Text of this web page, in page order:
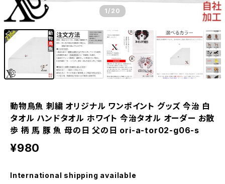
1 /20
動物鳥魚 刺繍 オリジナル ワンポイント グッズ 今治 白
タオル ハンドタオル ホワイト 今治タオル オーダー お散
歩 柄 馬 豚 魚 母の日 父の日 ori-a-tor02-g06-s
¥980
International shipping available